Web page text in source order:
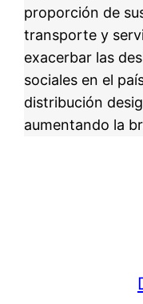
proporción de
transporte y
exacerbar las
sociales en el
distribución
aumentando la